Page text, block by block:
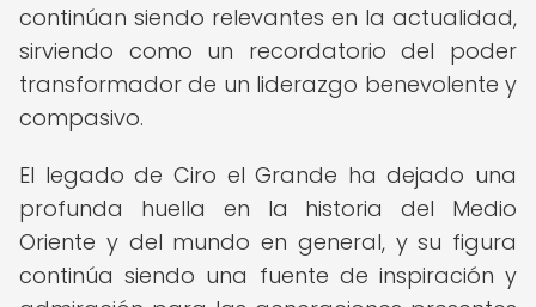
continúan siendo relevantes en la actualidad,
sirviendo como un recordatorio del poder
transformador de un liderazgo benevolente y
compasivo.
El legado de Ciro el Grande ha dejado una
profunda huella en la historia del Medio
Oriente y del mundo en general, y su figura
continúa siendo una fuente de inspiración y